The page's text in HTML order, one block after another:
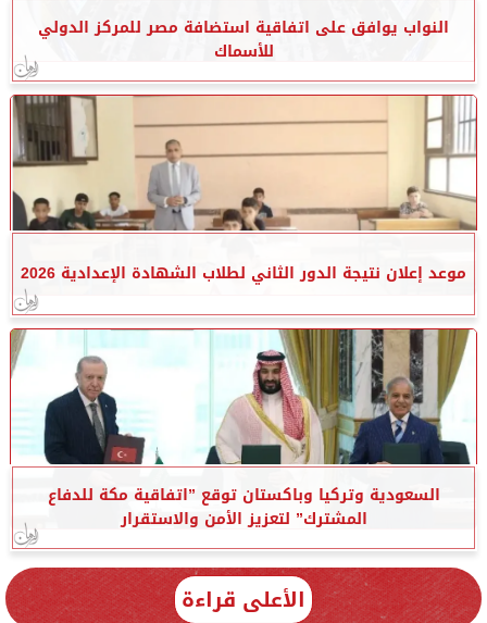
النواب يوافق على اتفاقية استضافة مصر للمركز الدولي
للأسماك
موعد إعلان نتيجة الدور الثاني لطلاب الشهادة الإعدادية 2026
السعودية وتركيا وباكستان توقع ”اتفاقية مكة للدفاع
المشترك” لتعزيز الأمن والاستقرار
الأعلى قراءة